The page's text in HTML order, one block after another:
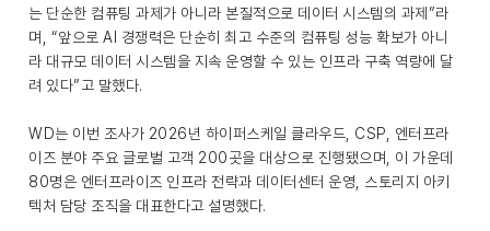
는 단순한 컴퓨팅 과제가 아니라 본질적으로 데이터 시스템의 과제”라
며, “앞으로 AI 경쟁력은 단순히 최고 수준의 컴퓨팅 성능 확보가 아니
라 대규모 데이터 시스템을 지속 운영할 수 있는 인프라 구축 역량에 달
려 있다”고 말했다.
WD는 이번 조사가 2026년 하이퍼스케일 클라우드, CSP, 엔터프라
이즈 분야 주요 글로벌 고객 200곳을 대상으로 진행됐으며, 이 가운데
80명은 엔터프라이즈 인프라 전략과 데이터센터 운영, 스토리지 아키
텍처 담당 조직을 대표한다고 설명했다.